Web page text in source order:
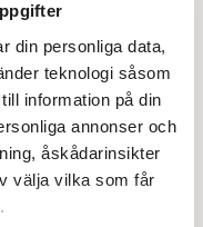
din personliga data,
teknologi såsom
information på din
annonser och
åskådarinsikter
välja vilka som får
oroar sig
sten i glashus
och Stalin